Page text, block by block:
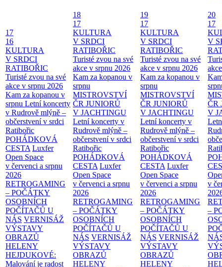
17
16
KULTURA
V SRDCI
RATIBOŘIC
Turisté zvou na své
akce v srpnu 2026
Kam za kopanou v
srpnu Letní koncerty
v Rudrově mlýně –
občerstvení v srdci
Ratibořic
POHÁDKOVÁ
CESTA Luxfer
Open Space
v červenci a srpnu
2026
RETROGAMING
– POČÁTKY
OSOBNÍCH
POČÍTAČŮ U
NÁS VERNISÁŽ
VÝSTAVY
OBRAZŮ
HELENY
HEJDUKOVÉ:
Malování je radost
18
17
KULTURA
V SRDCI
RATIBOŘIC
Turisté zvou na své
akce v srpnu 2026
Kam za kopanou v
srpnu
MISTROVSTVÍ
ČR JUNIORŮ
V JACHTINGU
Letní koncerty v
Rudrově mlýně –
občerstvení v srdci
Ratibořic
POHÁDKOVÁ
CESTA Luxfer
Open Space
v červenci a srpnu
2026
RETROGAMING
– POČÁTKY
OSOBNÍCH
POČÍTAČŮ U
NÁS VERNISÁŽ
VÝSTAVY
OBRAZŮ
HELENY
19
17
KULTURA
V SRDCI
RATIBOŘIC
Turisté zvou na své
akce v srpnu 2026
Kam za kopanou v
srpnu
MISTROVSTVÍ
ČR JUNIORŮ
V JACHTINGU
Letní koncerty v
Rudrově mlýně –
občerstvení v srdci
Ratibořic
POHÁDKOVÁ
CESTA Luxfer
Open Space
v červenci a srpnu
2026
RETROGAMING
– POČÁTKY
OSOBNÍCH
POČÍTAČŮ U
NÁS VERNISÁŽ
VÝSTAVY
OBRAZŮ
HELENY
20
17
V
ČR
V
v
–